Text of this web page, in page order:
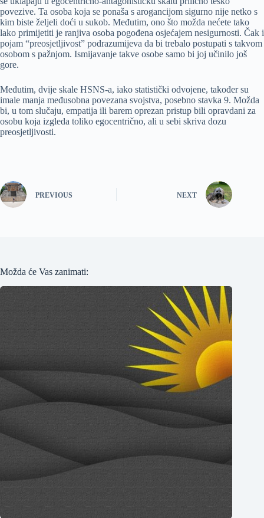
povezive. Ta osoba koja se ponaša s arogancijom sigurno nije netko s
kim biste željeli doći u sukob. Međutim, ono što možda nećete tako
lako primijetiti je ranjiva osoba pogođena osjećajem nesigurnosti. Čak i
pojam “preosjetljivost” podrazumijeva da bi trebalo postupati s takvom
osobom s pažnjom. Ismijavanje takve osobe samo bi joj učinilo još
gore.
Međutim, dvije skale HSNS-a, iako statistički odvojene, također su
imale manja međusobna povezana svojstva, posebno stavka 9. Možda
bi, u tom slučaju, empatija ili barem oprezan pristup bili opravdani za
osobu koja izgleda toliko egocentrično, ali u sebi skriva dozu
preosjetljivosti.
PREVIOUS NEXT
Možda će Vas zanimati: